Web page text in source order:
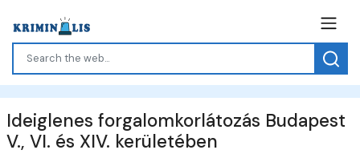
Ideiglenes forgalomkorlátozás Budapest
V., VI. és XIV. kerületében